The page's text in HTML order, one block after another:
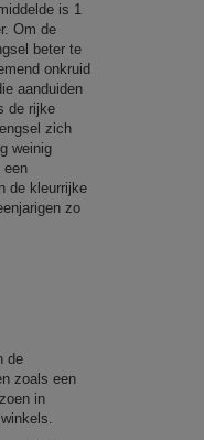
is 1
Om de
beter te
onkruid
aanduiden
de rijke
zich
weinig
een
de kleurrijke
zo
de
zoals een
in